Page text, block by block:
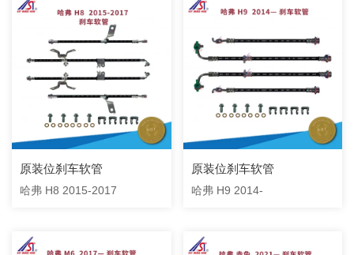
原装位刹车软管
哈弗 H8 2015-2017
原装位刹车软管
哈弗 H9 2014-